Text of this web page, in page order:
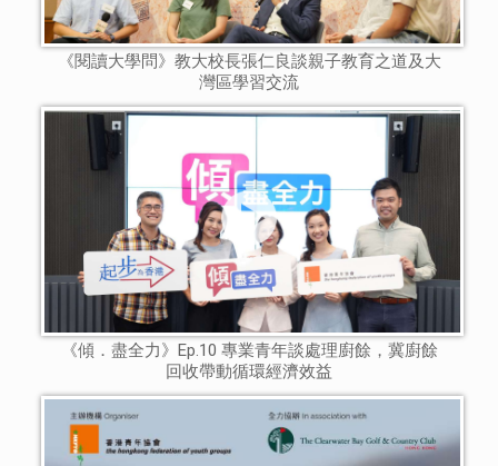
《閱讀大學問》教大校長張仁良談親子教育之道及大
灣區學習交流
《傾．盡全力》Ep.10 專業青年談處理廚餘，冀廚餘
回收帶動循環經濟效益